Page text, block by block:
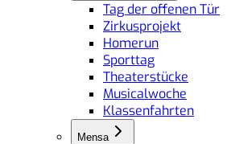
Tag der offenen Tür
Zirkusprojekt
Homerun
Sporttag
Theaterstücke
Musicalwoche
Klassenfahrten
Mensa